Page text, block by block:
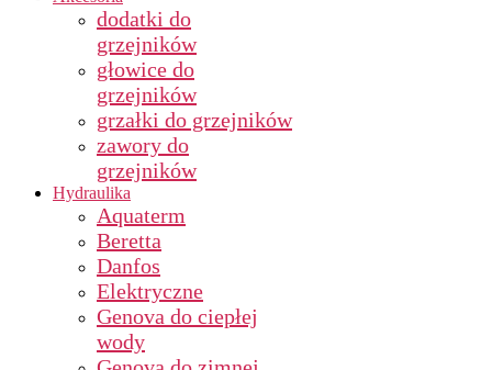
dodatki do
grzejników
głowice do
grzejników
grzałki do grzejników
zawory do
grzejników
Hydraulika
Aquaterm
Beretta
Danfos
Elektryczne
Genova do ciepłej
wody